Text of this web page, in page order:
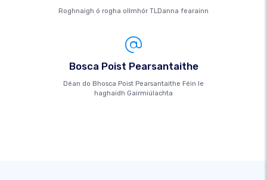
Roghnaigh ó rogha ollmhór TLDanna fearainn
Bosca Poist Pearsantaithe
Déan do Bhosca Poist Pearsantaithe Féin le
haghaidh Gairmiúlachta